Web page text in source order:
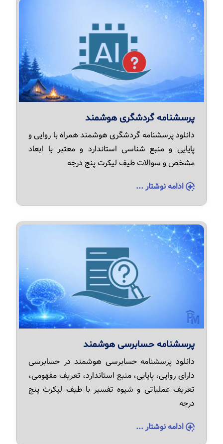
پرسشنامه گردشگری هوشمند
دانلود پرسشنامه گردشگری هوشمند همراه با روایی و
پایایی و منبع شناسی استاندارد و معتبر با ابعاد
مشخص و سوالات طیف لیکرت پنج درجه
ادامه نوشتار ...
پرسشنامه حسابرسی هوشمند
دانلود پرسشنامه حسابرسی هوشمند در حسابرسی
دارای روایی، پایایی، منبع استاندارد، تعریف مفهومی،
تعریف عملیاتی و شیوه تفسیر با طیف لیکرت پنج
درجه
ادامه نوشتار ...